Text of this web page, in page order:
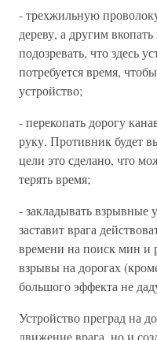
- трехжильную
дереву, а другим
подозревать, что здесь
потребуется время,
устройство;
- перекопать дорогу
руку. Противник будет
цели это сделано, что
терять время;
- закладывать взрывные
заставит врага
времени на поиск мин и
взрывы на дорогах
большого эффекта не
Устройство преград на
движение врага, но и